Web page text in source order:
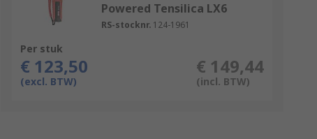
Powered Tensilica LX6
RS-stocknr. 124-1961
Per stuk
€ 123,50
(excl. BTW)
€ 149,44
(incl. BTW)